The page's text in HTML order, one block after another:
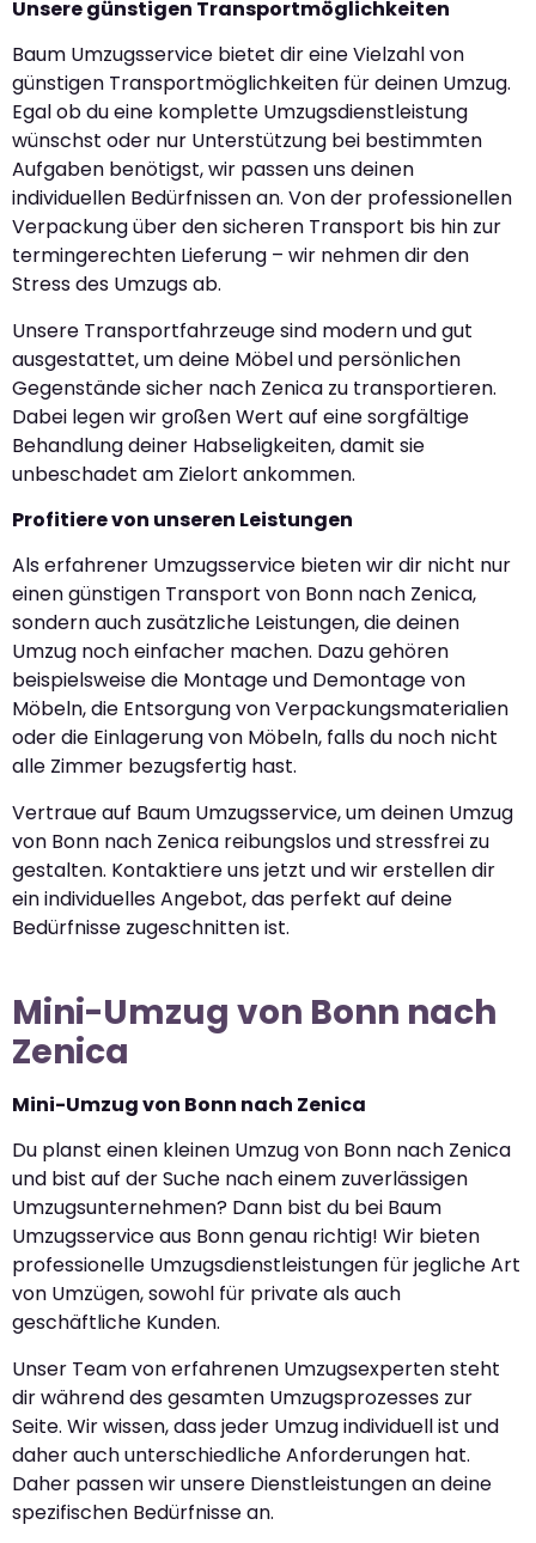
Unsere günstigen Transportmöglichkeiten
Baum Umzugsservice bietet dir eine Vielzahl von
günstigen Transportmöglichkeiten für deinen Umzug.
Egal ob du eine komplette Umzugsdienstleistung
wünschst oder nur Unterstützung bei bestimmten
Aufgaben benötigst, wir passen uns deinen
individuellen Bedürfnissen an. Von der professionellen
Verpackung über den sicheren Transport bis hin zur
termingerechten Lieferung – wir nehmen dir den
Stress des Umzugs ab.
Unsere Transportfahrzeuge sind modern und gut
ausgestattet, um deine Möbel und persönlichen
Gegenstände sicher nach Zenica zu transportieren.
Dabei legen wir großen Wert auf eine sorgfältige
Behandlung deiner Habseligkeiten, damit sie
unbeschadet am Zielort ankommen.
Profitiere von unseren Leistungen
Als erfahrener Umzugsservice bieten wir dir nicht nur
einen günstigen Transport von Bonn nach Zenica,
sondern auch zusätzliche Leistungen, die deinen
Umzug noch einfacher machen. Dazu gehören
beispielsweise die Montage und Demontage von
Möbeln, die Entsorgung von Verpackungsmaterialien
oder die Einlagerung von Möbeln, falls du noch nicht
alle Zimmer bezugsfertig hast.
Vertraue auf Baum Umzugsservice, um deinen Umzug
von Bonn nach Zenica reibungslos und stressfrei zu
gestalten. Kontaktiere uns jetzt und wir erstellen dir
ein individuelles Angebot, das perfekt auf deine
Bedürfnisse zugeschnitten ist.
Mini-Umzug von Bonn nach
Zenica
Mini-Umzug von Bonn nach Zenica
Du planst einen kleinen Umzug von Bonn nach Zenica
und bist auf der Suche nach einem zuverlässigen
Umzugsunternehmen? Dann bist du bei Baum
Umzugsservice aus Bonn genau richtig! Wir bieten
professionelle Umzugsdienstleistungen für jegliche Art
von Umzügen, sowohl für private als auch
geschäftliche Kunden.
Unser Team von erfahrenen Umzugsexperten steht
dir während des gesamten Umzugsprozesses zur
Seite. Wir wissen, dass jeder Umzug individuell ist und
daher auch unterschiedliche Anforderungen hat.
Daher passen wir unsere Dienstleistungen an deine
spezifischen Bedürfnisse an.